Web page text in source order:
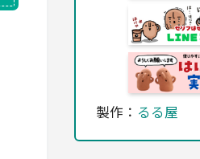
製作： るる屋